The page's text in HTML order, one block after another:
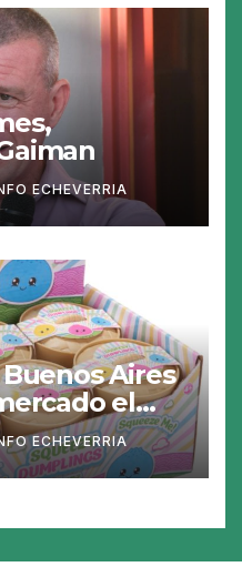
ECHEVERRIA
Aires
el
un
ECHEVERRIA